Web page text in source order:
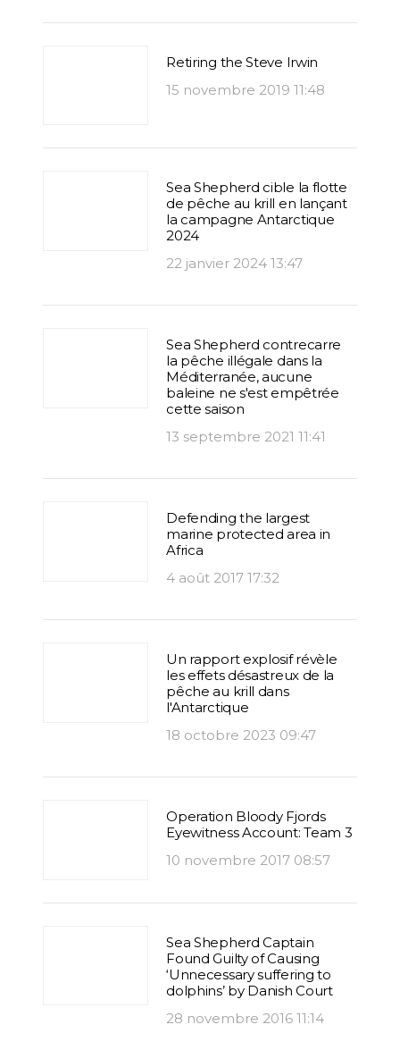
Retiring the Steve Irwin
15 novembre 2019 11:48
Sea Shepherd cible la flotte
de pêche au krill en lançant
la campagne Antarctique
2024
22 janvier 2024 13:47
Sea Shepherd contrecarre
la pêche illégale dans la
Méditerranée, aucune
baleine ne s'est empêtrée
cette saison
13 septembre 2021 11:41
Defending the largest
marine protected area in
Africa
4 août 2017 17:32
Un rapport explosif révèle
les effets désastreux de la
pêche au krill dans
l'Antarctique
18 octobre 2023 09:47
Operation Bloody Fjords
Eyewitness Account: Team 3
10 novembre 2017 08:57
Sea Shepherd Captain
Found Guilty of Causing
‘Unnecessary suffering to
dolphins’ by Danish Court
28 novembre 2016 11:14